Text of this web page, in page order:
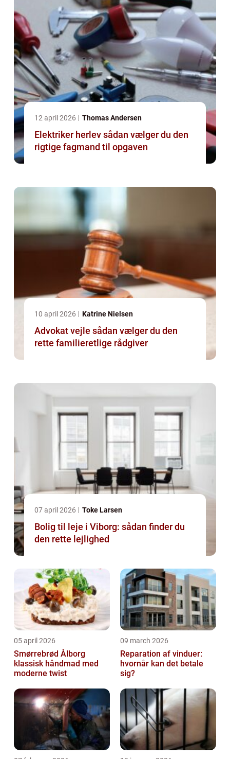
12 april 2026 Thomas Andersen
Elektriker herlev sådan vælger du den
rigtige fagmand til opgaven
10 april 2026 Katrine Nielsen
Advokat vejle sådan vælger du den
rette familieretlige rådgiver
07 april 2026 Toke Larsen
Bolig til leje i Viborg: sådan finder du
den rette lejlighed
05 april 2026
Smørrebrød Ålborg
klassisk håndmad med
moderne twist
09 march 2026
Reparation af vinduer:
hvornår kan det betale
sig?